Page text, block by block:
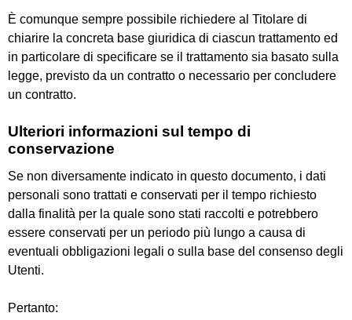
È comunque sempre possibile richiedere al Titolare di
chiarire la concreta base giuridica di ciascun trattamento ed
in particolare di specificare se il trattamento sia basato sulla
legge, previsto da un contratto o necessario per concludere
un contratto.
Ulteriori informazioni sul tempo di
conservazione
Se non diversamente indicato in questo documento, i dati
personali sono trattati e conservati per il tempo richiesto
dalla finalità per la quale sono stati raccolti e potrebbero
essere conservati per un periodo più lungo a causa di
eventuali obbligazioni legali o sulla base del consenso degli
Utenti.
Pertanto: